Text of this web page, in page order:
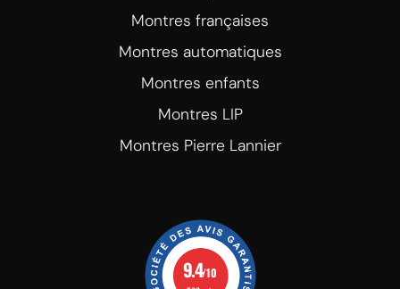
Montres françaises
Montres automatiques
Montres enfants
Montres LIP
Montres Pierre Lannier
9.4/10